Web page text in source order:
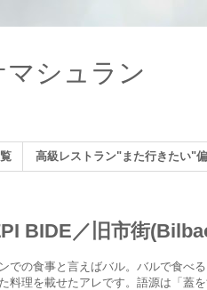
マシュラン
高級レストラン"また行きたい"
BIDE／旧市街
での食事と言えばバル。バルで食べ
料理を載せたアレです。語源は「蓋